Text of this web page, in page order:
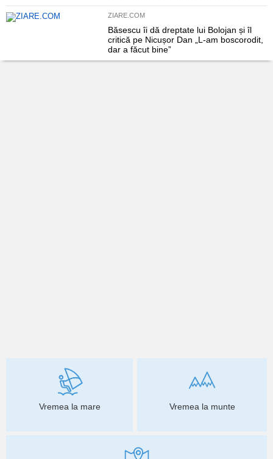
ZIARE.COM
Băsescu îi dă dreptate lui Bolojan și îl
critică pe Nicușor Dan „L-am boscorodit,
dar a făcut bine”
Vremea la mare Vremea la munte